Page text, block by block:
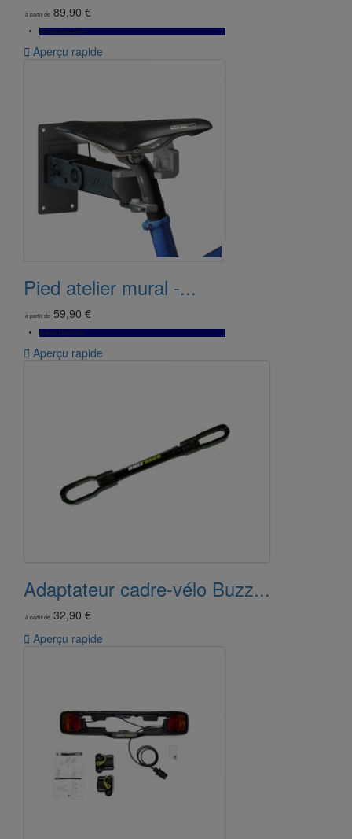
à partir de 89,90 €
Bientôt Disponible
 Aperçu rapide
Pied atelier mural -...
à partir de 59,90 €
Bientôt Disponible
 Aperçu rapide
Adaptateur cadre-vélo Buzz...
à partir de 32,90 €
 Aperçu rapide